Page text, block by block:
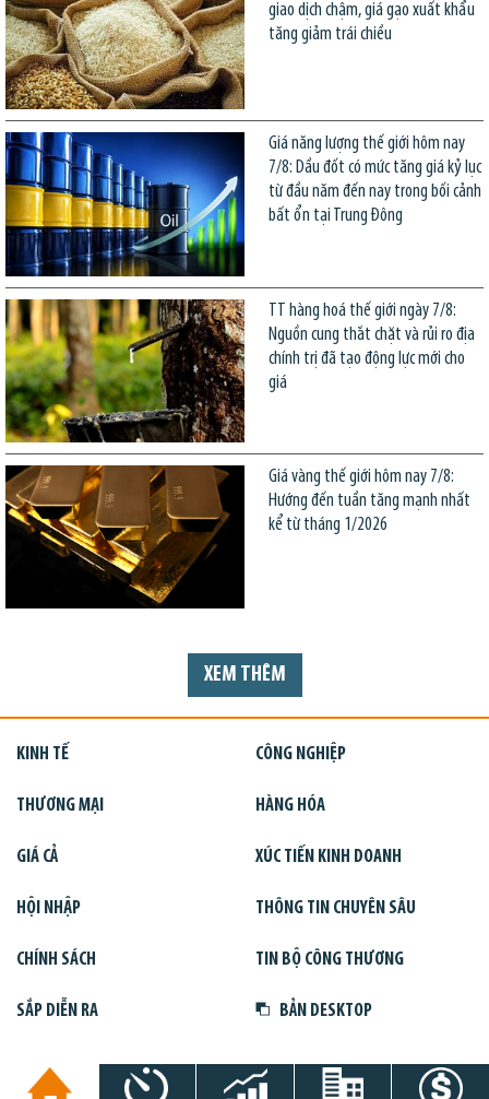
giao dịch chậm, giá gạo xuất khẩu
tăng giảm trái chiều
Giá năng lượng thế giới hôm nay
7/8: Dầu đốt có mức tăng giá kỷ lục
từ đầu năm đến nay trong bối cảnh
bất ổn tại Trung Đông
TT hàng hoá thế giới ngày 7/8:
Nguồn cung thắt chặt và rủi ro địa
chính trị đã tạo động lực mới cho
giá
Giá vàng thế giới hôm nay 7/8:
Hướng đến tuần tăng mạnh nhất
kể từ tháng 1/2026
XEM THÊM
KINH TẾ CÔNG NGHIỆP
THƯƠNG MẠI HÀNG HÓA
GIÁ CẢ XÚC TIẾN KINH DOANH
HỘI NHẬP THÔNG TIN CHUYÊN SÂU
CHÍNH SÁCH TIN BỘ CÔNG THƯƠNG
SẮP DIỄN RA BẢN DESKTOP